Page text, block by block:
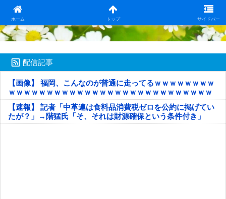
ホーム トップ サイドバー
日本第一！ニュース録
配信記事
【画像】 福岡、こんなのが普通に走ってるｗｗｗｗｗｗｗｗ
ｗｗｗｗｗｗｗｗｗｗｗｗｗｗｗｗｗｗｗｗｗｗｗｗｗｗｗ
ｗｗｗｗｗ
【速報】 記者「中革連は食料品消費税ゼロを公約に掲げてい
たが？」→階猛氏「そ、それは財源確保という条件付き」